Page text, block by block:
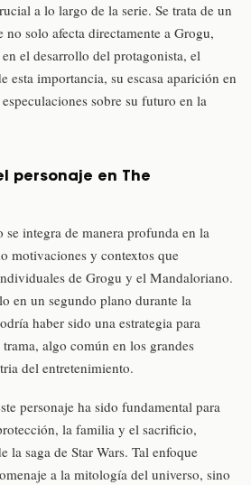
a lo largo de la serie. Se trata de un
no solo afecta directamente a Grogu,
el desarrollo del protagonista, el
esta importancia, su escasa aparición en
sobre su futuro en la
personaje en The
integra de manera profunda en la
motivaciones y contextos que
de Grogu y el Mandaloriano.
en un segundo plano durante la
haber sido una estrategia para
algo común en los grandes
del entretenimiento.
personaje ha sido fundamental para
la familia y el sacrificio,
la saga de Star Wars. Tal enfoque
a la mitología del universo, sino